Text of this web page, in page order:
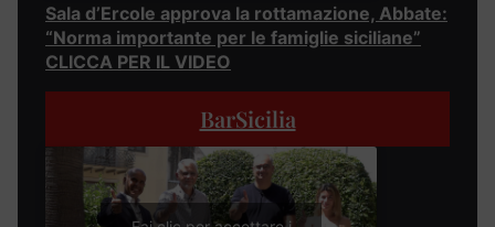
Sala d’Ercole approva la rottamazione, Abbate:
“Norma importante per le famiglie siciliane”
CLICCA PER IL VIDEO
BarSicilia